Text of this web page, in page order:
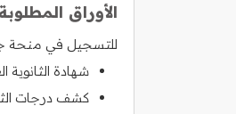
الأوراق
للتسجيل في منحة
شهادة الثانوية
كشف درجات